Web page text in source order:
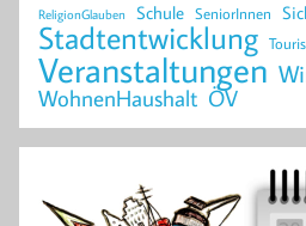
ReligionGlauben Schule SeniorInnen
Stadtentwicklung
Veranstaltungen
WohnenHaushalt ÖV